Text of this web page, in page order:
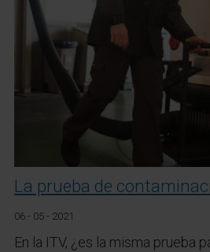
La prueba de
06 - 05 - 2021
En la ITV, ¿es la misma prueba